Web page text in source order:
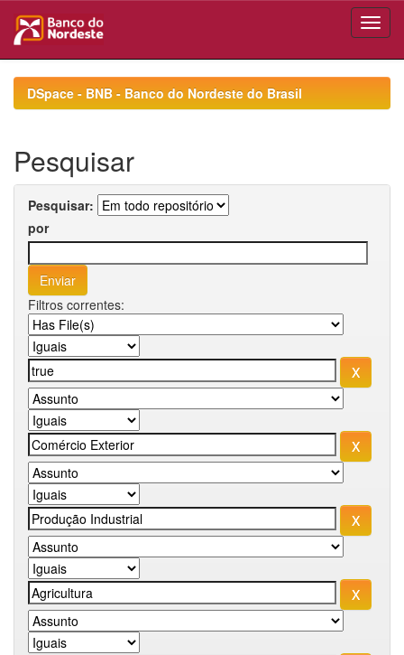
navigationDSpace - BNB - Banco do Nordeste do Brasil
Pesquisar
Pesquisar:
por
Filtros correntes: